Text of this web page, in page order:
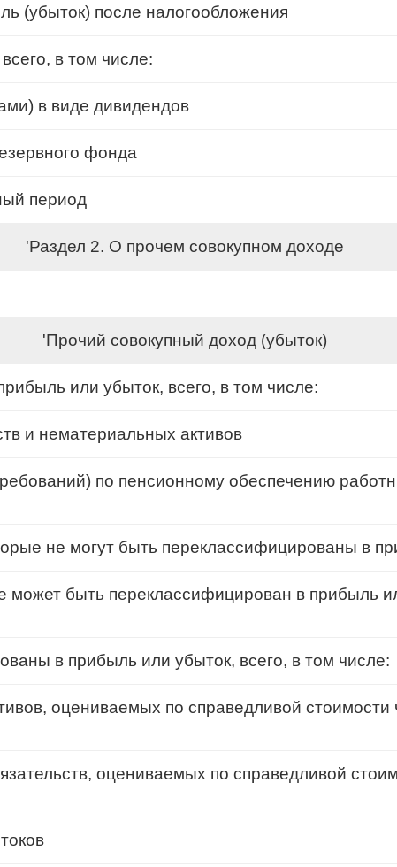
(убыток) после налогообложения
в том числе:
в виде дивидендов
фонда
период
'Раздел 2. О прочем совокупном доходе
'Прочий совокупный доход (убыток)
или убыток, всего, в том числе:
и нематериальных активов
по пенсионному обеспечению
не могут быть переклассифицированы в
может быть переклассифицирован в прибыль
в прибыль или убыток, всего, в том числе:
оцениваемых по справедливой стоимости
оцениваемых по справедливой